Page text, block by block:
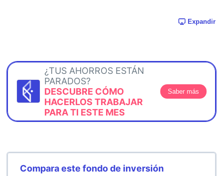
Expandir
¿TUS AHORROS ESTÁN
PARADOS?
DESCUBRE CÓMO
HACERLOS TRABAJAR
PARA TI ESTE MES
Saber más
Compara este fondo de inversión